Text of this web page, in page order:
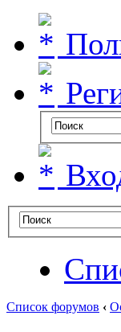
Список форумов ‹